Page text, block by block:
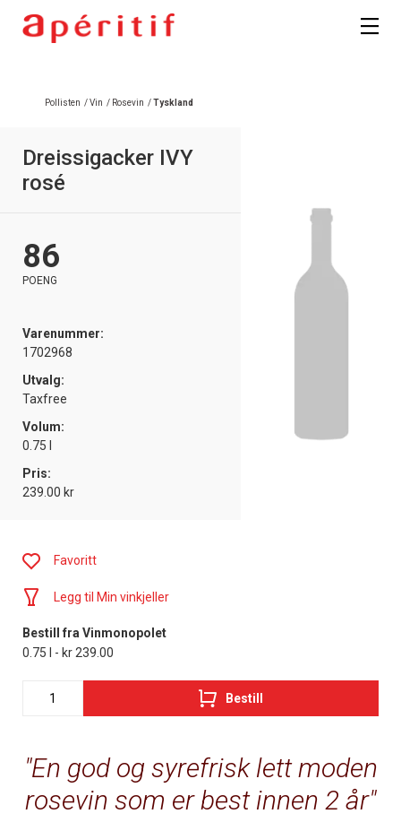
Pollisten /Vin / Rosevin /Tyskland
Dreissigacker IVY
rosé
86
POENG
Varenummer:
1702968
Utvalg:
Taxfree
Volum:
0.75 l
Pris:
239.00 kr
En god og syrefrisk lett moden
rosevin som er best innen 2 år
Favoritt
Legg til Min vinkjeller
Bestill fra Vinmonopolet
0.75 l - kr 239.00
Bestill